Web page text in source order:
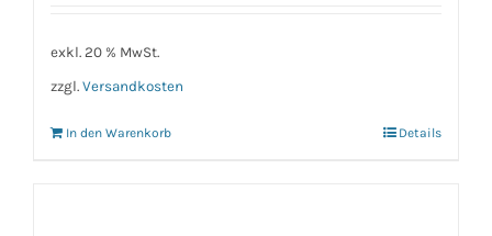
exkl. 20 % MwSt.
zzgl. Versandkosten
In den Warenkorb Details